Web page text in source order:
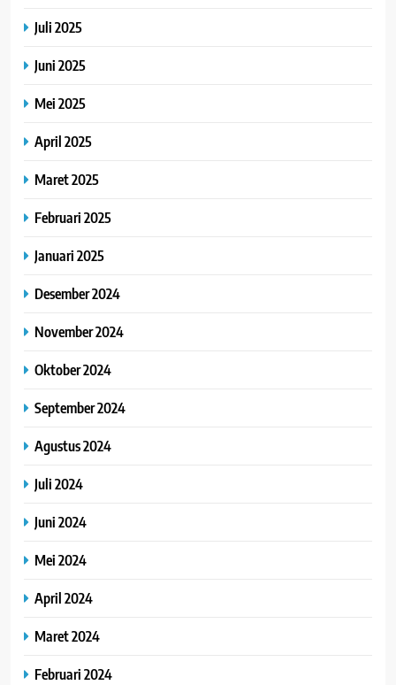
Juli 2025
Juni 2025
Mei 2025
April 2025
Maret 2025
Februari 2025
Januari 2025
Desember 2024
November 2024
Oktober 2024
September 2024
Agustus 2024
Juli 2024
Juni 2024
Mei 2024
April 2024
Maret 2024
Februari 2024